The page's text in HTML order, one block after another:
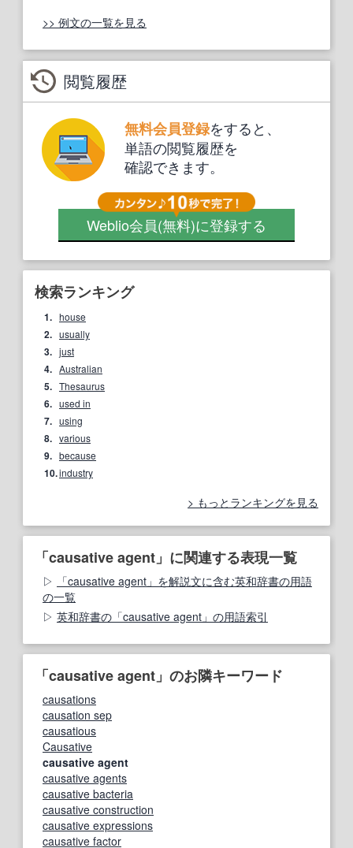
>> 例文の一覧を見る
閲覧履歴
無料会員登録をすると、
単語の閲覧履歴を
確認できます。
Weblio会員(無料)に登録する
検索ランキング
1. house
2. usually
3. just
4. Australian
5. Thesaurus
6. used in
7. using
8. various
9. because
10.industry
もっとランキングを見る
「causative agent」に関連する表現一覧
「causative agent」を解説文に含む英和辞書の用語
の一覧
英和辞書の「causative agent」の用語索引
「causative agent」のお隣キーワード
causations
causation sep
causatious
Causative
causative agent
causative agents
causative bacteria
causative construction
causative expressions
causative factor